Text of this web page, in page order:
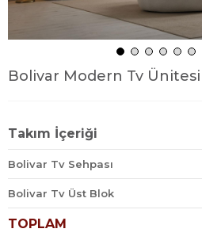
Bolivar Modern Tv Ünitesi
Takım İçeriği
Bolivar Tv Sehpası
Bolivar Tv Üst Blok
TOPLAM